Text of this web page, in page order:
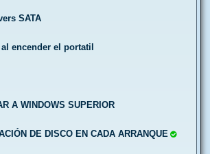
SATA
encender el portatil
A WINDOWS SUPERIOR
DE DISCO EN CADA ARRANQUE